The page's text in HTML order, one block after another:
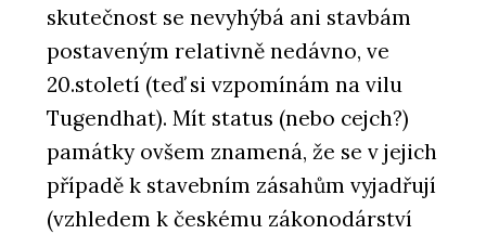
skutečnost se nevyhýbá ani stavbám
postaveným relativně nedávno, ve
20.století (teď si vzpomínám na vilu
Tugendhat). Mít status (nebo cejch?)
památky ovšem znamená, že se v jejich
případě k stavebním zásahům vyjadřují
(vzhledem k českému zákonodárství